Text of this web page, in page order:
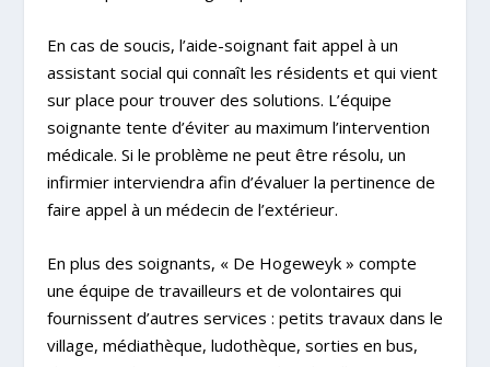
En cas de soucis, l’aide-soignant fait appel à un
assistant social qui connaît les résidents et qui vient
sur place pour trouver des solutions. L’équipe
soignante tente d’éviter au maximum l’intervention
médicale. Si le problème ne peut être résolu, un
infirmier interviendra afin d’évaluer la pertinence de
faire appel à un médecin de l’extérieur.
En plus des soignants, « De Hogeweyk » compte
une équipe de travailleurs et de volontaires qui
fournissent d’autres services : petits travaux dans le
village, médiathèque, ludothèque, sorties en bus,